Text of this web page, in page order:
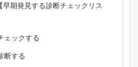
期発見する診断チェックリス
ェックする
断する